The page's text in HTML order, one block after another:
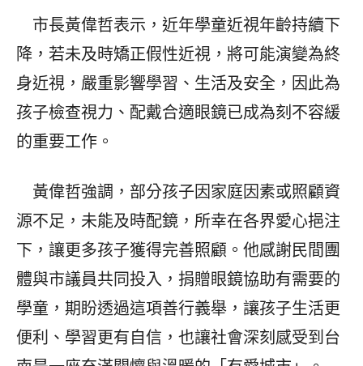
市長黃偉哲表示，近年學童近視年齡持續下
降，若未及時矯正假性近視，將可能演變為終
身近視，嚴重影響學習、生活及安全，因此為
孩子檢查視力、配戴合適眼鏡已成為刻不容緩
的重要工作。
黃偉哲強調，部分孩子因家庭因素或照顧資
源不足，未能及時配鏡，所幸在各界愛心挹注
下，讓更多孩子獲得完善照顧。他感謝民間團
體與市議員共同投入，捐贈眼鏡協助有需要的
學童，期盼透過這項善行義舉，讓孩子生活更
便利、學習更有自信，也讓社會深刻感受到台